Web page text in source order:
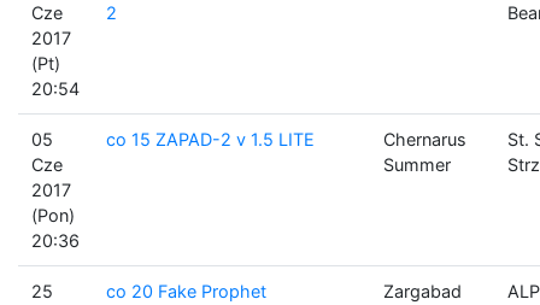
Cze
2017
(Pt)
20:54
2
05
Cze
2017
(Pon)
20:36
co 15 ZAPAD-2 v 1.5 LITE
Chernarus
Summer
St.
25
co 20 Fake Prophet Zargabad